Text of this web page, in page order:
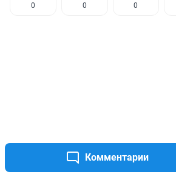
Комментарии
0 0 0